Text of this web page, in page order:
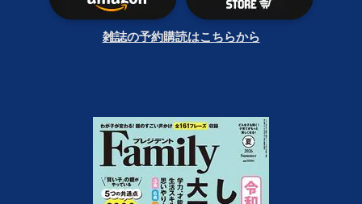
雑誌の予約購読はこちらから